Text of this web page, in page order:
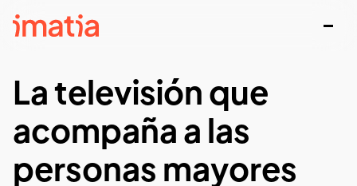
La televisión que
acompaña a las
personas mayores